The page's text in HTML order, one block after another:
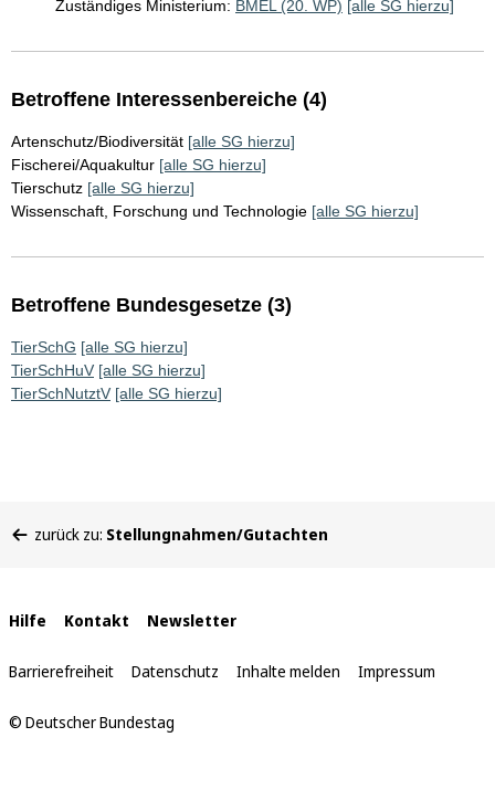
Zuständiges Ministerium: BMEL (20. WP) [alle SG hierzu]
Betroffene Interessenbereiche (4)
Artenschutz/Biodiversität [alle SG hierzu]
Fischerei/Aquakultur [alle SG hierzu]
Tierschutz [alle SG hierzu]
Wissenschaft, Forschung und Technologie [alle SG hierzu]
Betroffene Bundesgesetze (3)
TierSchG [alle SG hierzu]
TierSchHuV [alle SG hierzu]
TierSchNutztV [alle SG hierzu]
befinden
zurück zu: Stellungnahmen/Gutachten
Interne
Links
Hilfe Kontakt Newsletter
Barrierefreiheit Datenschutz Inhalte melden Impressum
© Deutscher Bundestag